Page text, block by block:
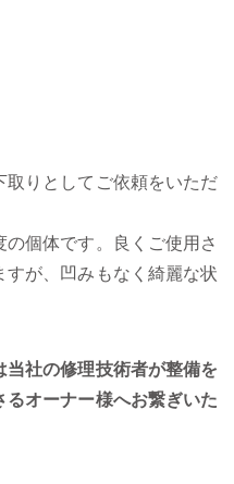
りとしてご依頼をいただ
個体です。良くご使用さ
が、凹みもなく綺麗な状
社の修理技術者が整備を
オーナー様へお繋ぎいた